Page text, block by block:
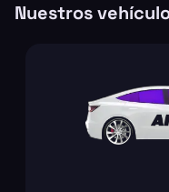
Nuestros